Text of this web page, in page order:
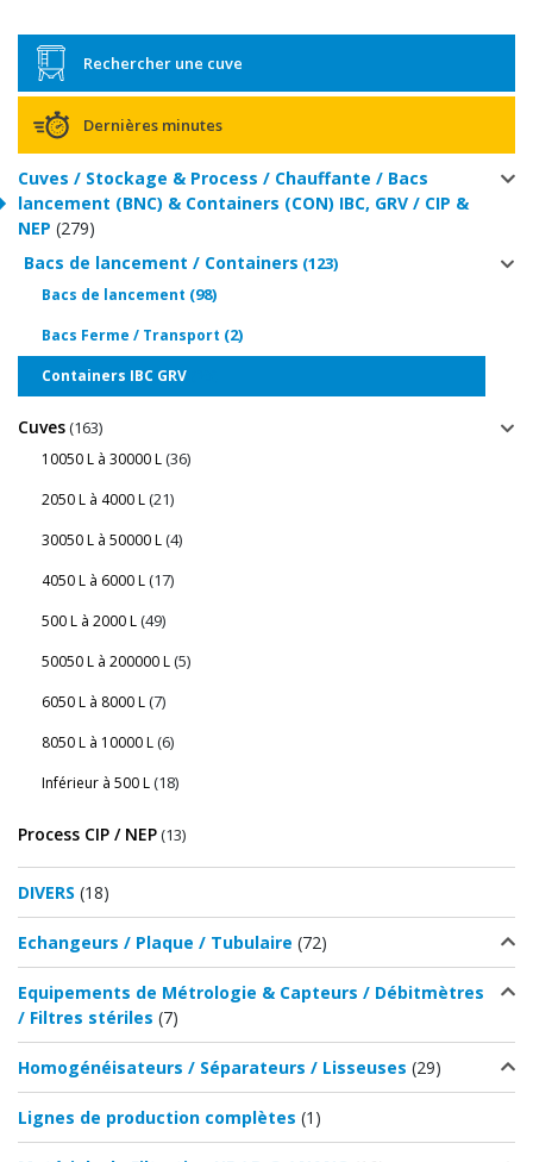
Rechercher une cuve
Dernières minutes
Cuves / Stockage & Process / Chauffante / Bacs
lancement (BNC) & Containers (CON) IBC, GRV / CIP &
NEP (279)
Bacs de lancement / Containers (123)
Bacs de lancement (98)
Bacs Ferme / Transport (2)
Containers IBC GRV
Cuves(163)
10050 L à 30000 L(36)
2050 L à 4000 L(21)
30050 L à 50000 L(4)
4050 L à 6000 L(17)
500 L à 2000 L(49)
50050 L à 200000 L(5)
6050 L à 8000 L(7)
8050 L à 10000 L(6)
Inférieur à 500 L(18)
Process CIP / NEP(13)
DIVERS (18)
Echangeurs / Plaque / Tubulaire (72)
Equipements de Métrologie & Capteurs / Débitmètres
/ Filtres stériles (7)
Homogénéisateurs / Séparateurs / Lisseuses (29)
Lignes de production complètes (1)